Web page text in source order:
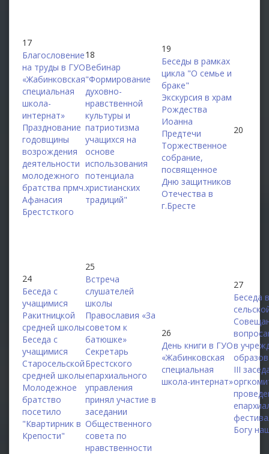
17
Благословение
на труды в ГУО
«Жабинковская
специальная
школа-
интернат»
Празднование
годовщины
возрождения
деятельности
молодежного
братства прмч.
Афанасия
Брестсткого
18
Вебинар
"Формирование
духовно-
нравственной
культуры и
патриотизма
учащихся на
основе
использования
потенциала
христианских
традиций"
19
Беседы в рамках
цикла "О семье и
браке"
Экскурсия в храм
Рождества
Иоанна
Предтечи
Торжественное
собрание,
посвященное
Дню защитников
Отечества в
г.Бресте
20
24
Беседа с
учащимися
Ракитницкой
средней школы
Беседа с
учащимися
Старосельской
средней школы
Молодежное
братство
посетило
"Квартирник в
Крепости"
25
Встреча
слушателей
школы
Православия «За
советом к
батюшке»
Секретарь
Брестского
епархиального
управления
принял участие в
заседании
Общественного
совета по
нравственности
26
День книги в ГУО
«Жабинковская
специальная
школа-интернат»
27
Беседа
в
III
Богу